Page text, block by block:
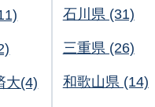
大(4)
石川県 (31)
三重県 (26)
和歌山県 (14)